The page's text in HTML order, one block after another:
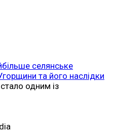
селянське
та його наслідки
одним із